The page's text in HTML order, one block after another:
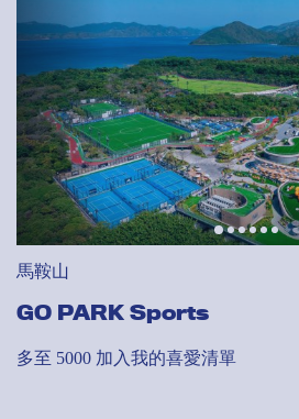
馬鞍山
GO PARK Sports
多至 5000 加入我的喜愛清單